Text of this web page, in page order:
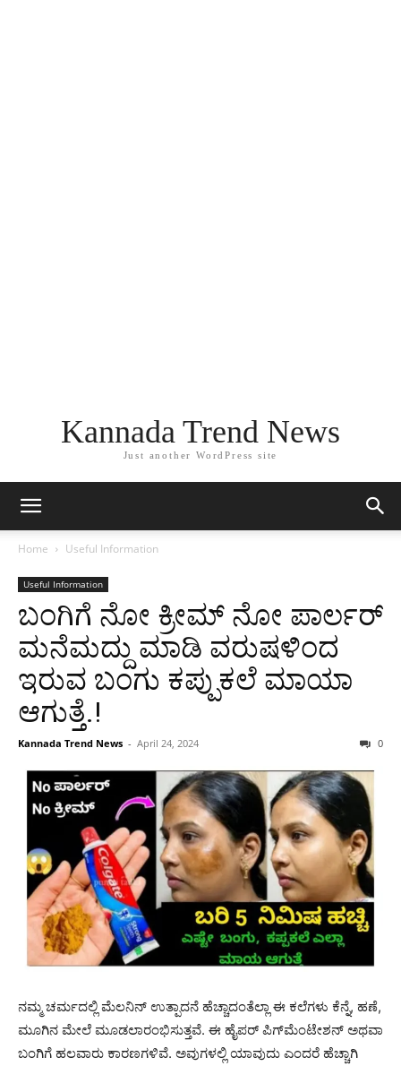
Kannada Trend News
Just another WordPress site
Home Useful Information
Useful Information
ಬಂಗಿಗೆ ನೋ ಕ್ರೀಮ್ ನೋ ಪಾರ್ಲರ್
ಮನೆಮದ್ದು ಮಾಡಿ ವರುಷಳಿಂದ
ಇರುವ ಬಂಗು ಕಪ್ಪುಕಲೆ ಮಾಯಾ
ಆಗುತ್ತೆ.!
Kannada Trend News - April 24, 2024 0
ನಮ್ಮ ಚರ್ಮದಲ್ಲಿ ಮೆಲನಿನ್ ಉತ್ಪಾದನೆ ಹೆಚ್ಚಾದಂತೆಲ್ಲಾ ಈ ಕಲೆಗಳು ಕೆನ್ನೆ, ಹಣೆ,
ಮೂಗಿನ ಮೇಲೆ ಮೂಡಲಾರಂಭಿಸುತ್ತವೆ. ಈ ಹೈಪರ್ ಪಿಗ್​ಮೆಂಟೇಶನ್​ ಅಥವಾ
ಬಂಗಿಗೆ ಹಲವಾರು ಕಾರಣಗಳಿವೆ. ಅವುಗಳಲ್ಲಿ ಯಾವುದು ಎಂದರೆ ಹೆಚ್ಚಾಗಿ